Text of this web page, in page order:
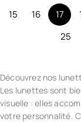
15
16 17
25
Découvrez nos
Les lunettes sont
visuelle : elles
votre personnalité.